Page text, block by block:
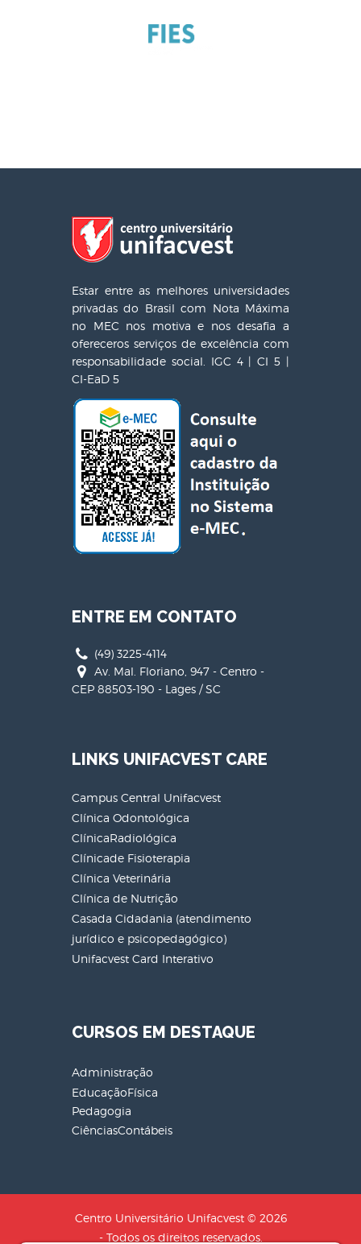
Estar entre as melhores universidades
privadas do Brasil com Nota Máxima
no MEC nos motiva e nos desafia a
ofereceros serviços de excelência com
responsabilidade social. IGC 4 | CI 5 |
CI-EaD 5
ENTRE EM CONTATO
(49) 3225-4114
Av. Mal. Floriano, 947 - Centro -
CEP 88503-190 - Lages / SC
LINKS UNIFACVEST CARE
Campus Central Unifacvest
Clínica Odontológica
ClínicaRadiológica
Clínicade Fisioterapia
Clínica Veterinária
Clínica de Nutrição
Casada Cidadania (atendimento
jurídico e psicopedagógico)
Unifacvest Card Interativo
CURSOS EM DESTAQUE
Administração
EducaçãoFísica
Pedagogia
CiênciasContábeis
Centro Universitário Unifacvest © 2026
- Todos os direitos reservados.